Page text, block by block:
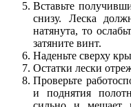
Вставьте
снизу. Леска
натянута, то
затяните винт.
Наденьте сверху
Остатки лески
Проверьте
и поднятия